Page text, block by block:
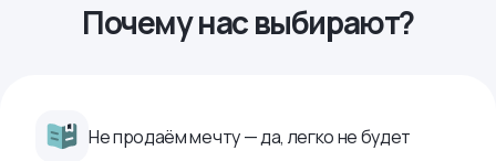
Почему нас выбирают?
Не продаём мечту — да, легко не будет